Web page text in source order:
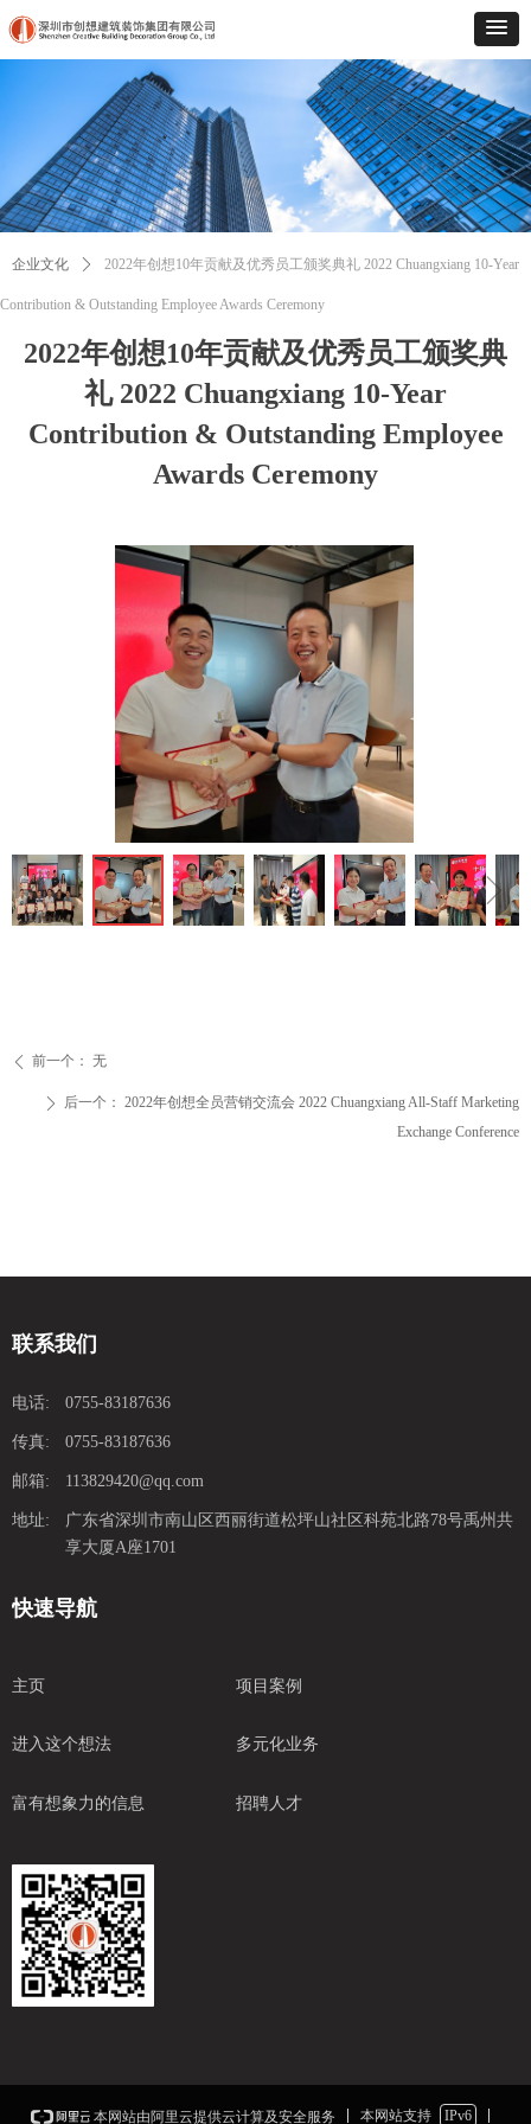
2022年创想10年贡献及优秀员工颁奖典
礼 2022 Chuangxiang 10-Year
Contribution & Outstanding Employee
Awards Ceremony
ꁆ ꁇ
ꄴ 前一个： 无
ꄲ 后一个： 2022年创想全员营销交流会 2022 Chuangxiang All-Staff Marketing
Exchange Conference
企业文化 ꄲ 2022年创想10年贡献及优秀员工颁奖典礼 2022 Chuangxiang 10-Year
Contribution & Outstanding Employee Awards Ceremony
联系我们
电话: 0755-83187636
传真: 0755-83187636
邮箱: 113829420@qq.com
地址:
广东省深圳市南山区西丽街道松坪山社区科苑北路78号禹州共
享大厦A座1701
快速导航
主页
进入这个想法
富有想象力的信息
项目案例
多元化业务
招聘人才
本网站由阿里云提供云计算及安全服务 本网站支持 IPv6